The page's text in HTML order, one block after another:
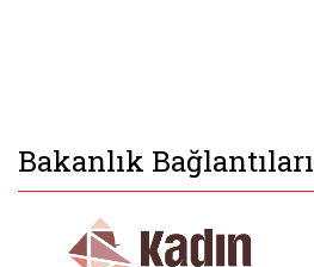
Bakanlık Bağlantıları